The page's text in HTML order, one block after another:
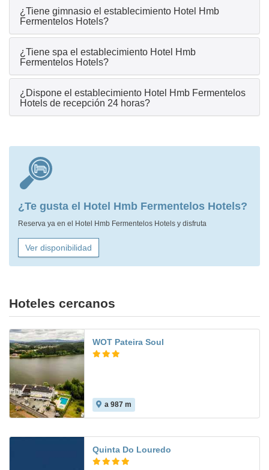
¿Tiene gimnasio el establecimiento Hotel Hmb
Fermentelos Hotels?
¿Tiene spa el establecimiento Hotel Hmb
Fermentelos Hotels?
¿Dispone el establecimiento Hotel Hmb Fermentelos
Hotels de recepción 24 horas?
¿Te gusta el Hotel Hmb Fermentelos Hotels?
Reserva ya en el Hotel Hmb Fermentelos Hotels y disfruta
Ver disponibilidad
Hoteles cercanos
WOT Pateira Soul
a 987 m
Quinta Do Louredo